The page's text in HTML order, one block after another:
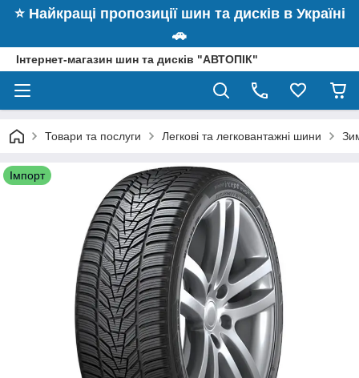
⭐️ Найкращі пропозиції шин та дисків в Україні
🚗
Інтернет-магазин шин та дисків "АВТОПІК"
Товари та послуги Легкові та легковантажні шини
Імпорт